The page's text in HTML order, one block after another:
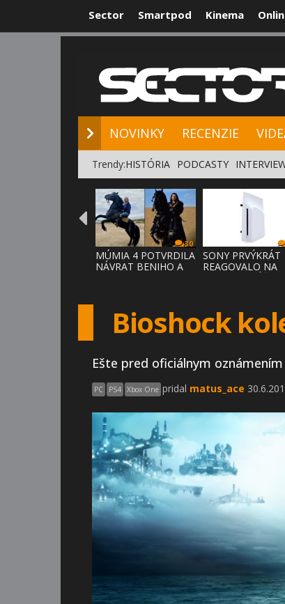
Sector Smartpod Kinema
NOVINKY RECENZIE
Trendy:HISTÓRIA PODCASTY
30
MÚMIA 4 POTVRDILA
NÁVRAT BENIHO A
SONY PRVÝKRÁT
REAGOVALO NA
Bioshock
Ešte pred oficiálnym
PC PS4 Xbox One pridal matus_ace